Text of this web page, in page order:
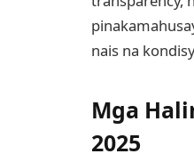
nais na
Mga
2025